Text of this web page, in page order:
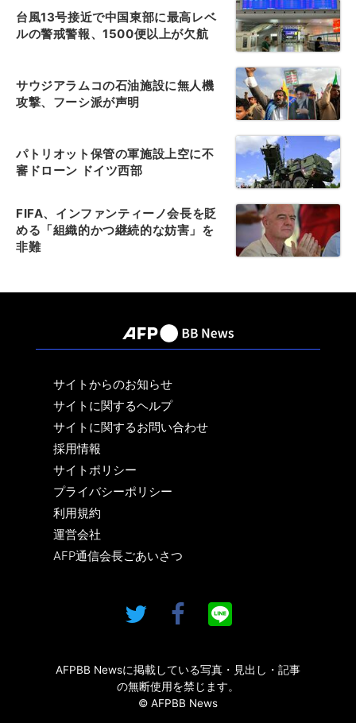
台風13号接近で中国東部に最高レベ
ルの警戒警報、1500便以上が欠航
サウジアラムコの石油施設に無人機
攻撃、フーシ派が声明
パトリオット保管の軍施設上空に不
審ドローン ドイツ西部
FIFA、インファンティーノ会長を貶
める「組織的かつ継続的な妨害」を
非難
サイトからのお知らせ
サイトに関するヘルプ
サイトに関するお問い合わせ
採用情報
サイトポリシー
プライバシーポリシー
利用規約
運営会社
AFP通信会長ごあいさつ
AFPBB Newsに掲載している写真・見出し・記事
の無断使用を禁じます。
© AFPBB News